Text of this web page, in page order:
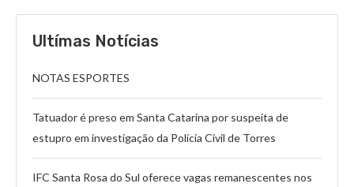
Ultímas Notícias
NOTAS ESPORTES
Tatuador é preso em Santa Catarina por suspeita de
estupro em investigação da Polícia Civil de Torres
IFC Santa Rosa do Sul oferece vagas remanescentes nos